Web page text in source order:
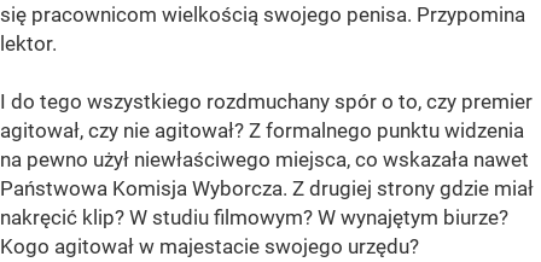
się pracownicom wielkością swojego penisa. Przypomina
lektor.
I do tego wszystkiego rozdmuchany spór o to, czy premier
agitował, czy nie agitował? Z formalnego punktu widzenia
na pewno użył niewłaściwego miejsca, co wskazała nawet
Państwowa Komisja Wyborcza. Z drugiej strony gdzie miał
nakręcić klip? W studiu filmowym? W wynajętym biurze?
Kogo agitował w majestacie swojego urzędu?